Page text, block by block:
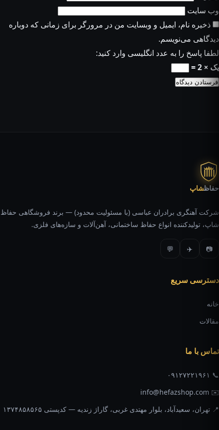
وب‌ سایت
ذخیره نام، ایمیل و وبسایت من در مرورگر برای زمانی که دوباره
دیدگاهی می‌نویسم.
لطفا پاسخ را به عدد انگلیسی وارد کنید:
یک × 2 =
حفاظشاپ
شرکت آهنگری برادران عباسی (با مسئولیت محدود) — برند فروشگاهی حفاظ
شاپ، تولیدکننده انواع حفاظ ساختمانی، آهن‌آلات و سازه‌های فلزی.
📷
✈️
💬
دسترسی سریع
خانه
مقالات
تماس با ما
📞 ۰۹۱۲۷۲۲۱۹۶۱
✉️ info@hefazshop.com
📍 تهران، سعیدآباد، بلوار مهتدی غربی، گاراژ زندیه — کدپستی ۱۳۷۴۸۵۸۵۶۵